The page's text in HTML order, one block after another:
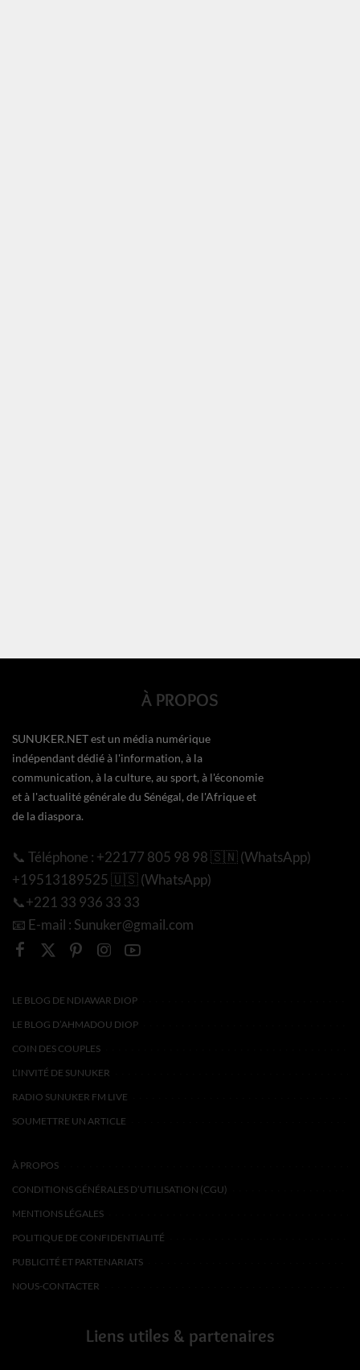
À PROPOS
SUNUKER.NET est un média numérique
indépendant dédié à l'information, à la
communication, à la culture, au sport, à l'économie
et à l'actualité générale du Sénégal, de l'Afrique et
de la diaspora.
📞 Téléphone : +22177 805 98 98 🇸🇳 (WhatsApp)
+19513189525 🇺🇸 (WhatsApp)
📞+221 33 936 33 33
📧 E-mail : Sunuker@gmail.com
LE BLOG DE NDIAWAR DIOP
LE BLOG D’AHMADOU DIOP
COIN DES COUPLES
L’INVITÉ DE SUNUKER
RADIO SUNUKER FM LIVE
SOUMETTRE UN ARTICLE
À PROPOS
CONDITIONS GÉNÉRALES D’UTILISATION (CGU)
MENTIONS LÉGALES
POLITIQUE DE CONFIDENTIALITÉ
PUBLICITÉ ET PARTENARIATS
NOUS-CONTACTER
Liens utiles & partenaires